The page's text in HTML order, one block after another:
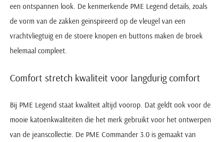
een ontspannen look. De kenmerkende PME Legend details, zoals
de vorm van de zakken geïnspireerd op de vleugel van een
vrachtvliegtuig en de stoere knopen en buttons maken de broek
helemaal compleet.
Comfort stretch kwaliteit voor langdurig comfort
Bij PME Legend staat kwaliteit altijd voorop. Dat geldt ook voor de
mooie katoenkwaliteiten die het merk gebruikt voor het ontwerpen
van de jeanscollectie. De PME Commander 3.0 is gemaakt van